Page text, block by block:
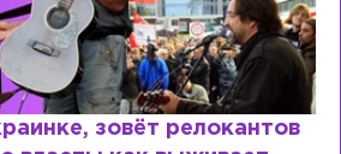
зовёт релокантов